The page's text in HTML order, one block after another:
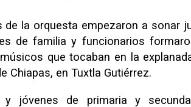
de la orquesta empezaron a sonar
de familia y funcionarios
que tocaban en la
Chiapas, en Tuxtla Gutiérrez.
y jóvenes de primaria y